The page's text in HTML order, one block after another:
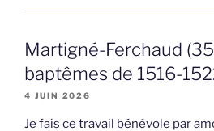
Martigné-Ferchaud
baptêmes de 1516-
4 JUIN 2026
Je fais ce travail bénévole par